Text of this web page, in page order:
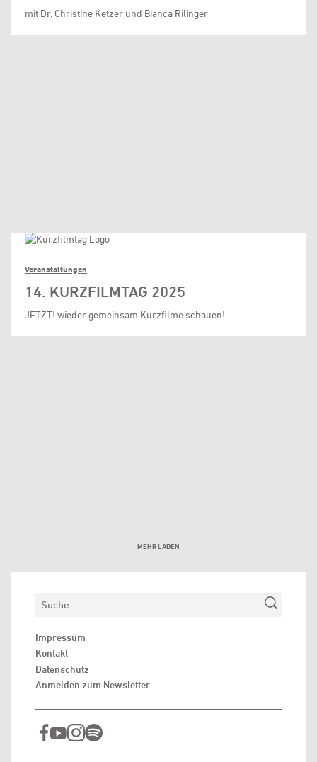
mit Dr. Christine Ketzer und Bianca Rilinger
Veranstaltungen
14. KURZFILMTAG 2025
JETZT! wieder gemeinsam Kurzfilme schauen!
MEHR LADEN
Suchen
Impressum
Kontakt
Datenschutz
Anmelden zum Newsletter